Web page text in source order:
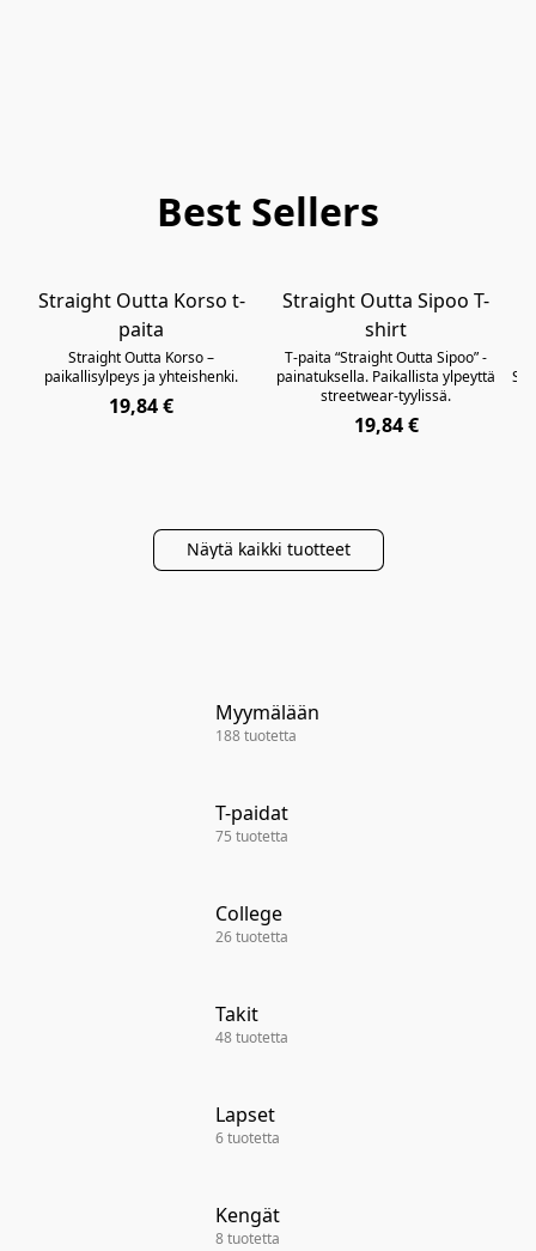
Best Sellers
Straight Outta Korso t-
paita
Straight Outta Korso –
paikallisylpeys ja yhteishenki.
19,84 €
Straight Outta Sipoo T-
shirt
T-paita “Straight Outta Sipoo” -
painatuksella. Paikallista ylpeyttä
streetwear-tyylissä.
19,84 €
Näytä kaikki tuotteet
Myymälään
188 tuotetta
T-paidat
75 tuotetta
College
26 tuotetta
Takit
48 tuotetta
Lapset
6 tuotetta
Kengät
8 tuotetta